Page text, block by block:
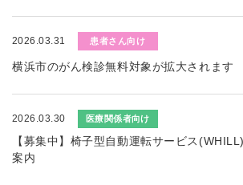
2026.03.31 患者さん向け
横浜市のがん検診無料対象が拡大されます
2026.03.30 医療関係者向け
【募集中】椅子型自動運転サービス
案内